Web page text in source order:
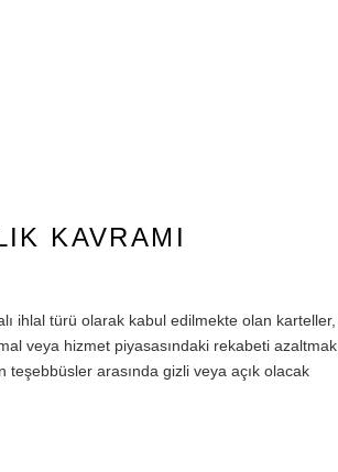
KAVRAMI
ihlal türü olarak kabul edilmekte olan karteller,
veya hizmet piyasasındaki rekabeti azaltmak
teşebbüsler arasında gizli veya açık olacak